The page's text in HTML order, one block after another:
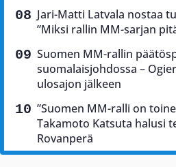
Jari-Matti Latvala nostaa
”Miksi rallin MM-sarjan
Suomen MM-rallin
suomalaisjohdossa –
ulosajon jälkeen
”Suomen MM-ralli on
Takamoto Katsuta halusi
Rovanperä